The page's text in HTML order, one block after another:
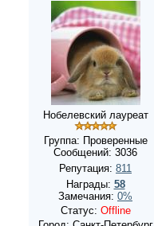
Нобелевский лауреат
Группа: Проверенные
Сообщений: 3036
Репутация: 811
Награды: 58
Замечания: 0%
Статус: Offline